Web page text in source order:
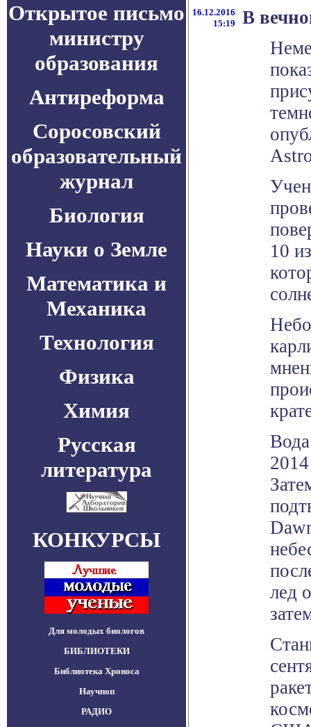
Открытое письмо
министру
образования
Антиреформа
Соросовский
образовательный
журнал
Биология
Науки о Земле
Математика и
Механика
Технология
Физика
Химия
Русская
литература
КОНКУРСЫ
Для молодых биологов
БИБЛИОТЕКИ
Библиотека Хроноса
Научпоп
РАДИО
16.12.2016
15:19
В
10
лед